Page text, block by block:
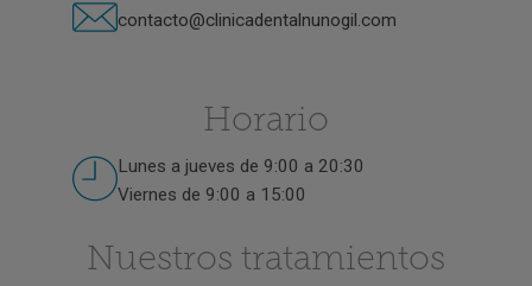
contacto@clinicadentalnunogil.com
Horario
Lunes a jueves de 9:00 a 20:30
Viernes de 9:00 a 15:00
Nuestros tratamientos